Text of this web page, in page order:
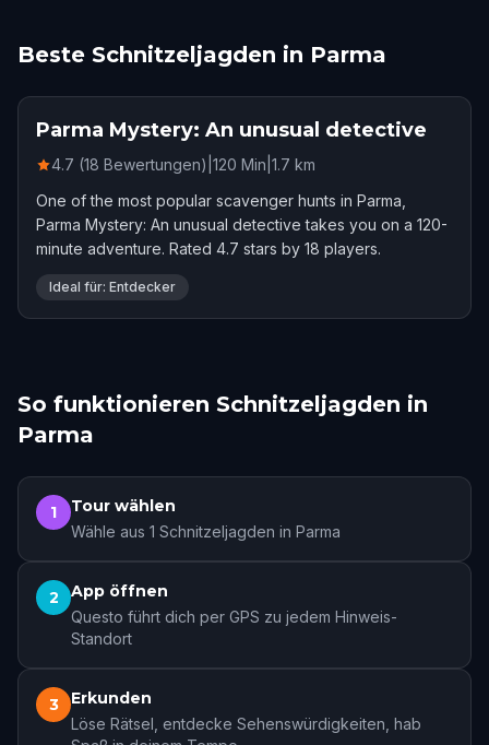
Beste Schnitzeljagden in Parma
Parma Mystery: An unusual detective
4.7 (18 Bewertungen) 120 Min 1.7 km
One of the most popular scavenger hunts in Parma,
Parma Mystery: An unusual detective takes you on a 120-
minute adventure. Rated 4.7 stars by 18 players.
Ideal für: Entdecker
So funktionieren Schnitzeljagden in
Parma
1 Tour wählen
Wähle aus 1 Schnitzeljagden in Parma
2 App öffnen
Questo führt dich per GPS zu jedem Hinweis-
Standort
3 Erkunden
Löse Rätsel, entdecke Sehenswürdigkeiten, hab